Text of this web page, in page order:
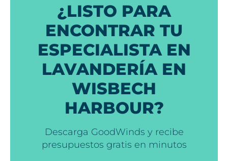
¿LISTO PARA
ENCONTRAR TU
ESPECIALISTA EN
LAVANDERÍA EN
WISBECH
HARBOUR?
Descarga GoodWinds y recibe
presupuestos gratis en minutos